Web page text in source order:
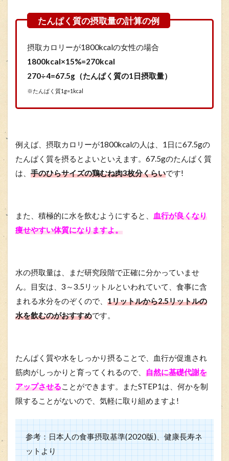
摂取カロリーが1800kcalの女性の場合
1800kcal×15%=270kcal
270÷4=67.5g（たんぱく質の1日摂取量）
※たんぱく質1g=1kcal
例えば、摂取カロリーが1800kcalの人は、1日に67.5gの
たんぱく質を摂るとよいといえます。67.5gのたんぱく質
は、 手のひらサイズの鶏むね肉3枚分くらいです!
また、積極的に水を飲むようにすると、 血行が良くなり
痩せやすい体質になりますよ。
水の摂取量は、まだ研究段階で正確に分かっていませ
ん。目安は、3～3.5リットルといわれていて、食事に含
まれる水分をのぞくので、 1リットルから2.5リットルの
水を飲むのがおすすめです。
たんぱく質や水をしっかり摂ることで、血行が促進され
筋肉がしっかりと育ってくれるので、 自然に基礎代謝を
アップさせることができます。またSTEP1は、何かを制
限することがないので、気軽に取り組めますよ!
参考：日本人の食事摂取基準(2020版)、健康長寿ネ
ットより